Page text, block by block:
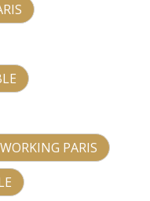
PARIS